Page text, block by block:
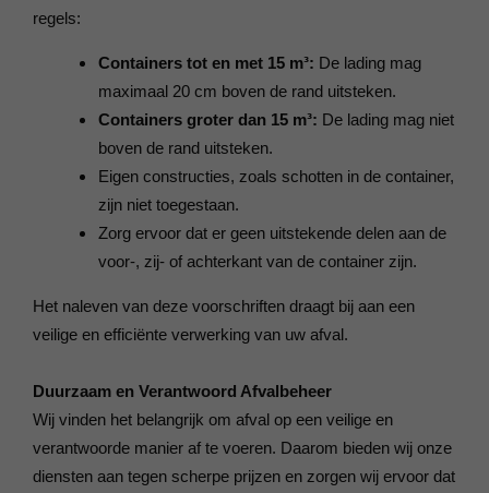
regels:
Containers tot en met 15 m³: De lading mag
maximaal 20 cm boven de rand uitsteken.
Containers groter dan 15 m³: De lading mag niet
boven de rand uitsteken.
Eigen constructies, zoals schotten in de container,
zijn niet toegestaan.
Zorg ervoor dat er geen uitstekende delen aan de
voor-, zij- of achterkant van de container zijn.
Het naleven van deze voorschriften draagt bij aan een
veilige en efficiënte verwerking van uw afval.
Duurzaam en Verantwoord Afvalbeheer
Wij vinden het belangrijk om afval op een veilige en
verantwoorde manier af te voeren. Daarom bieden wij onze
diensten aan tegen scherpe prijzen en zorgen wij ervoor dat